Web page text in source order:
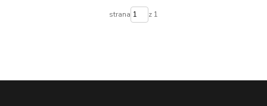
strana z 1